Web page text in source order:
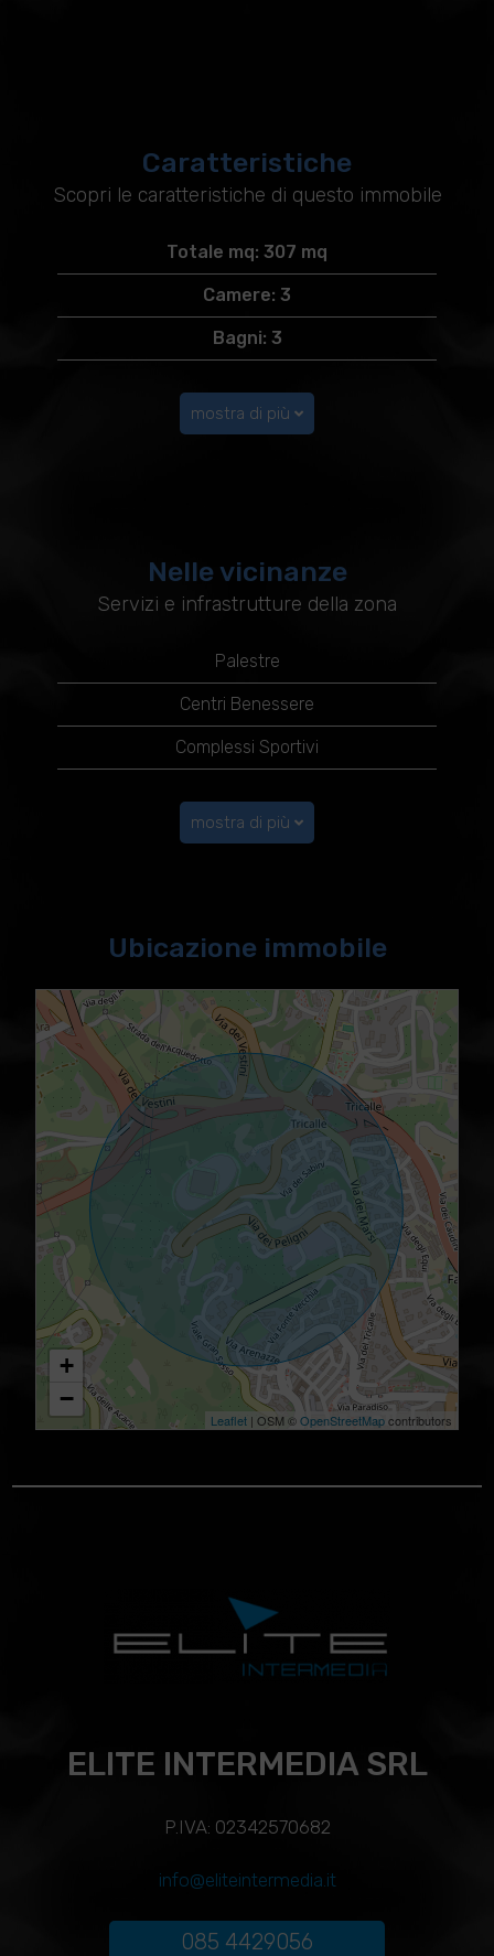
Caratteristiche
Scopri le caratteristiche di questo immobile
Totale mq: 307 mq
Camere: 3
Bagni: 3
mostra di più
Nelle vicinanze
Servizi e infrastrutture della zona
Palestre
Centri Benessere
Complessi Sportivi
mostra di più
Ubicazione immobile
+
−
Leaflet| OSM ©OpenStreetMapcontributors
ELITE INTERMEDIA SRL
P.IVA: 02342570682
info@eliteintermedia.it
085 4429056